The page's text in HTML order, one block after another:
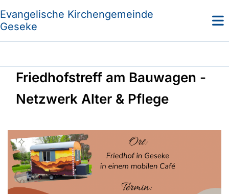
Evangelische Kirchengemeinde
Geseke
Friedhofstreff am Bauwagen -
Netzwerk Alter & Pflege